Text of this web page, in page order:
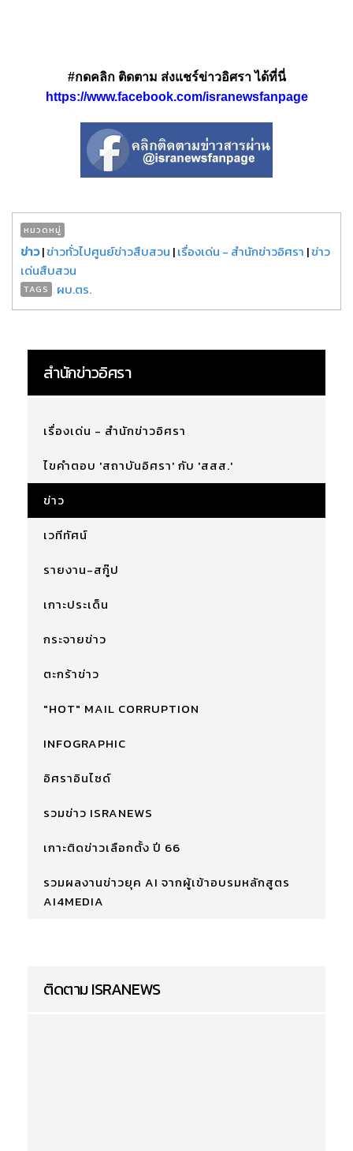
#กดคลิก ติดตาม ส่งแชร์ข่าวอิศรา ได้ที่นี่
https://www.facebook.com/isranewsfanpage
หมวดหมู่
ข่าว|ข่าวทั่วไปศูนย์ข่าวสืบสวน |เรื่องเด่น - สำนักข่าวอิศรา |ข่าว
เด่นสืบสวน
TAGS ผบ.ตร.
สำนักข่าวอิศรา
เรื่องเด่น - สำนักข่าวอิศรา
ไขคำตอบ 'สถาบันอิศรา' กับ 'สสส.'
ข่าว
เวทีทัศน์
รายงาน-สกู๊ป
เกาะประเด็น
กระจายข่าว
ตะกร้าข่าว
"HOT" MAIL CORRUPTION
INFOGRAPHIC
อิศราอินไซด์
รวมข่าว ISRANEWS
เกาะติดข่าวเลือกตั้ง ปี 66
รวมผลงานข่าวยุค AI จากผู้เข้าอบรมหลักสูตร
AI4MEDIA
ติดตาม ISRANEWS